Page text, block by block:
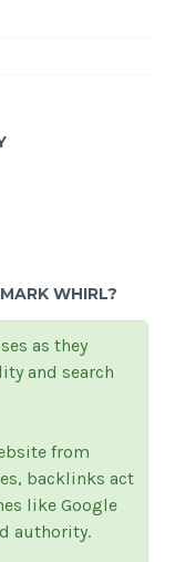
WHIRL?
as they
and search
from
backlinks act
like Google
authority.